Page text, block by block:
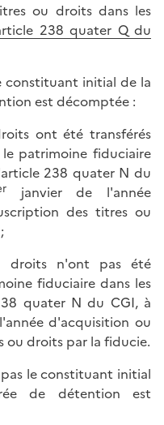
ou droits dans les
238 quater Q du
constituant initial de la
est décomptée :
ont été transférés
patrimoine fiduciaire
238 quater N du
janvier de l'année
des titres ou
droits n'ont pas été
fiduciaire dans les
quater N du CGI, à
d'acquisition ou
ou droits par la fiducie.
le constituant initial
de détention est